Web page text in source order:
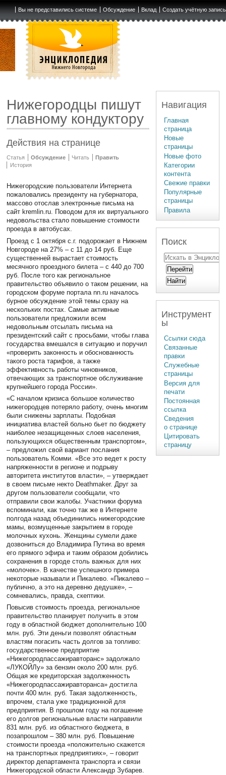
Вы не представились системе Обсуждение Вклад Создать учётную запись
Нижегородцы пишут
главному кондуктору
Действия на странице
Статья Обсуждение Читать
Править
История
Нижегородские пользователи Интернета
пожаловались президенту на губернатора,
массово отослав электронные письма на
сайт kremlin.ru. Поводом для их виртуального
недовольства стало повышение стоимости
проезда в автобусах.
Проезд с 1 октября с.г. подорожает в Нижнем
Новгороде на 27% – с 11 до 14 руб. Еще
существенней вырастает стоимость
месячного проездного билета – с 440 до 700
руб. После того как региональное
правительство объявило о таком решении, на
городском форуме портала nn.ru началось
бурное обсуждение этой темы сразу на
нескольких постах. Самые активные
пользователи предложили всем
недовольным отсылать письма на
президентский сайт с просьбами, чтобы глава
государства вмешался в ситуацию и поручил
«проверить законность и обоснованность
такого роста тарифов, а также
эффективность работы чиновников,
отвечающих за транспортное обслуживание
крупнейшего города России».
«С началом кризиса большое количество
нижегородцев потеряло работу, очень многим
были снижены зарплаты. Подобная
инициатива властей больно бьет по бюджету
наиболее незащищенных слоев населения,
пользующихся общественным транспортом»,
– предложил свой вариант послания
пользователь Комми. «Все это ведет к росту
напряженности в регионе и подрыву
авторитета институтов власти», – утверждает
в своем письме некто Deathmaker. Друг за
другом пользователи сообщали, что
отправили свои жалобы. Участники форума
вспоминали, как точно так же в Интернете
полгода назад объединились нижегородские
мамы, возмущенные закрытием в городе
молочных кухонь. Женщины сумели даже
дозвониться до Владимира Путина во время
его прямого эфира и таким образом добились
сохранения в городе столь важных для них
«молочек». В качестве успешного примера
некоторые называли и Пикалево. «Пикалево –
публично, а это на деревню дедушке», –
сомневались, правда, скептики.
Повысив стоимость проезда, региональное
правительство планирует получить в этом
году в областной бюджет дополнительно 100
млн. руб. Эти деньги позволят областным
властям погасить часть долгов за топливо:
государственное предприятие
«Нижегородпассажиравторанс» задолжало
«ЛУКОЙЛу» за бензин около 200 млн. руб.
Общая же кредиторская задолженность
«Нижегородпассажиравторанса» достигла
почти 400 млн. руб. Такая задолженность,
впрочем, стала уже традиционной для
предприятия. В прошлом году на погашение
его долгов региональные власти направили
831 млн. руб. из областного бюджета, в
позапрошлом – 380 млн. руб. Повышение
стоимости проезда «положительно скажется
на транспортных предприятиях», – говорит
директор департамента транспорта и связи
Нижегородской области Александр Зубарев.
Навигация
Главная
страница
Новые
страницы
Новые фото
Категории
контента
Свежие правки
Популярные
страницы
Правила
Поиск
Инструмент
ы
Ссылки сюда
Связанные
правки
Служебные
страницы
Версия для
печати
Постоянная
ссылка
Сведения
о странице
Цитировать
страницу